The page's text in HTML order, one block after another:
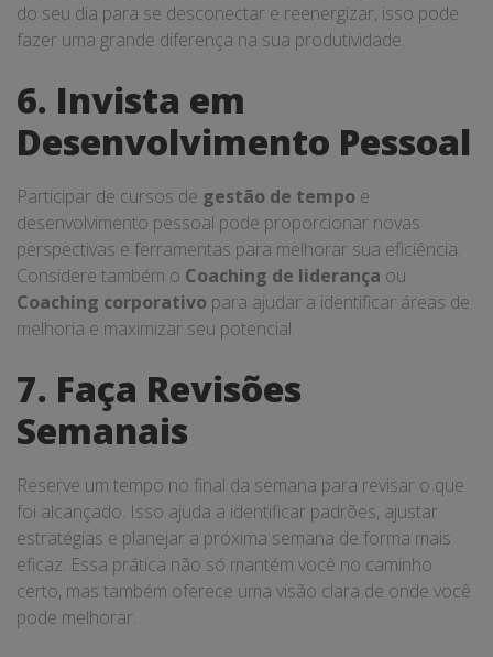
do seu dia para se desconectar e reenergizar, isso pode
fazer uma grande diferença na sua produtividade.
6. Invista em
Desenvolvimento Pessoal
Participar de cursos de gestão de tempo e
desenvolvimento pessoal pode proporcionar novas
perspectivas e ferramentas para melhorar sua eficiência.
Considere também o Coaching de liderança ou
Coaching corporativo para ajudar a identificar áreas de
melhoria e maximizar seu potencial.
7. Faça Revisões
Semanais
Reserve um tempo no final da semana para revisar o que
foi alcançado. Isso ajuda a identificar padrões, ajustar
estratégias e planejar a próxima semana de forma mais
eficaz. Essa prática não só mantém você no caminho
certo, mas também oferece uma visão clara de onde você
pode melhorar.